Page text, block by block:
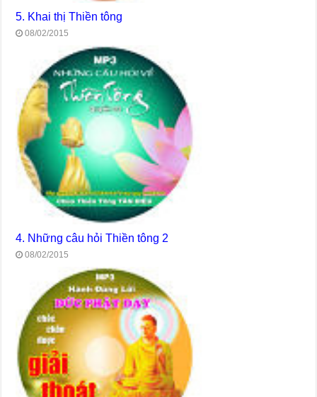
5. Khai thị Thiền tông
08/02/2015
4. Những câu hỏi Thiền tông 2
08/02/2015